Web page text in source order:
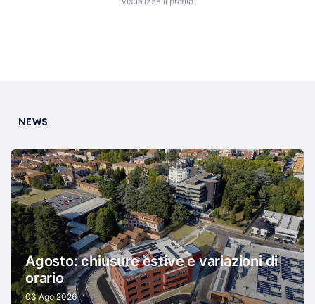
NEWS
Agosto: chiusure estive e variazioni di
orario
03 Ago 2026